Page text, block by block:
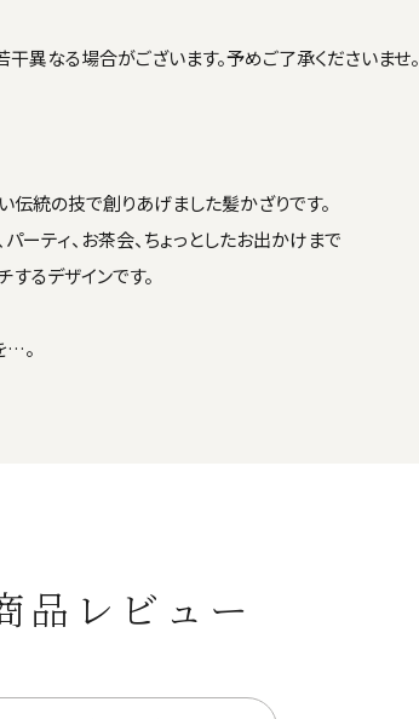
異なる場合がございます。予めご了承くださいませ。
統の技で創りあげました髪かざりです。
ーティ、お茶会、ちょっとしたお出かけまで
るデザインです。
…。
品レビュー